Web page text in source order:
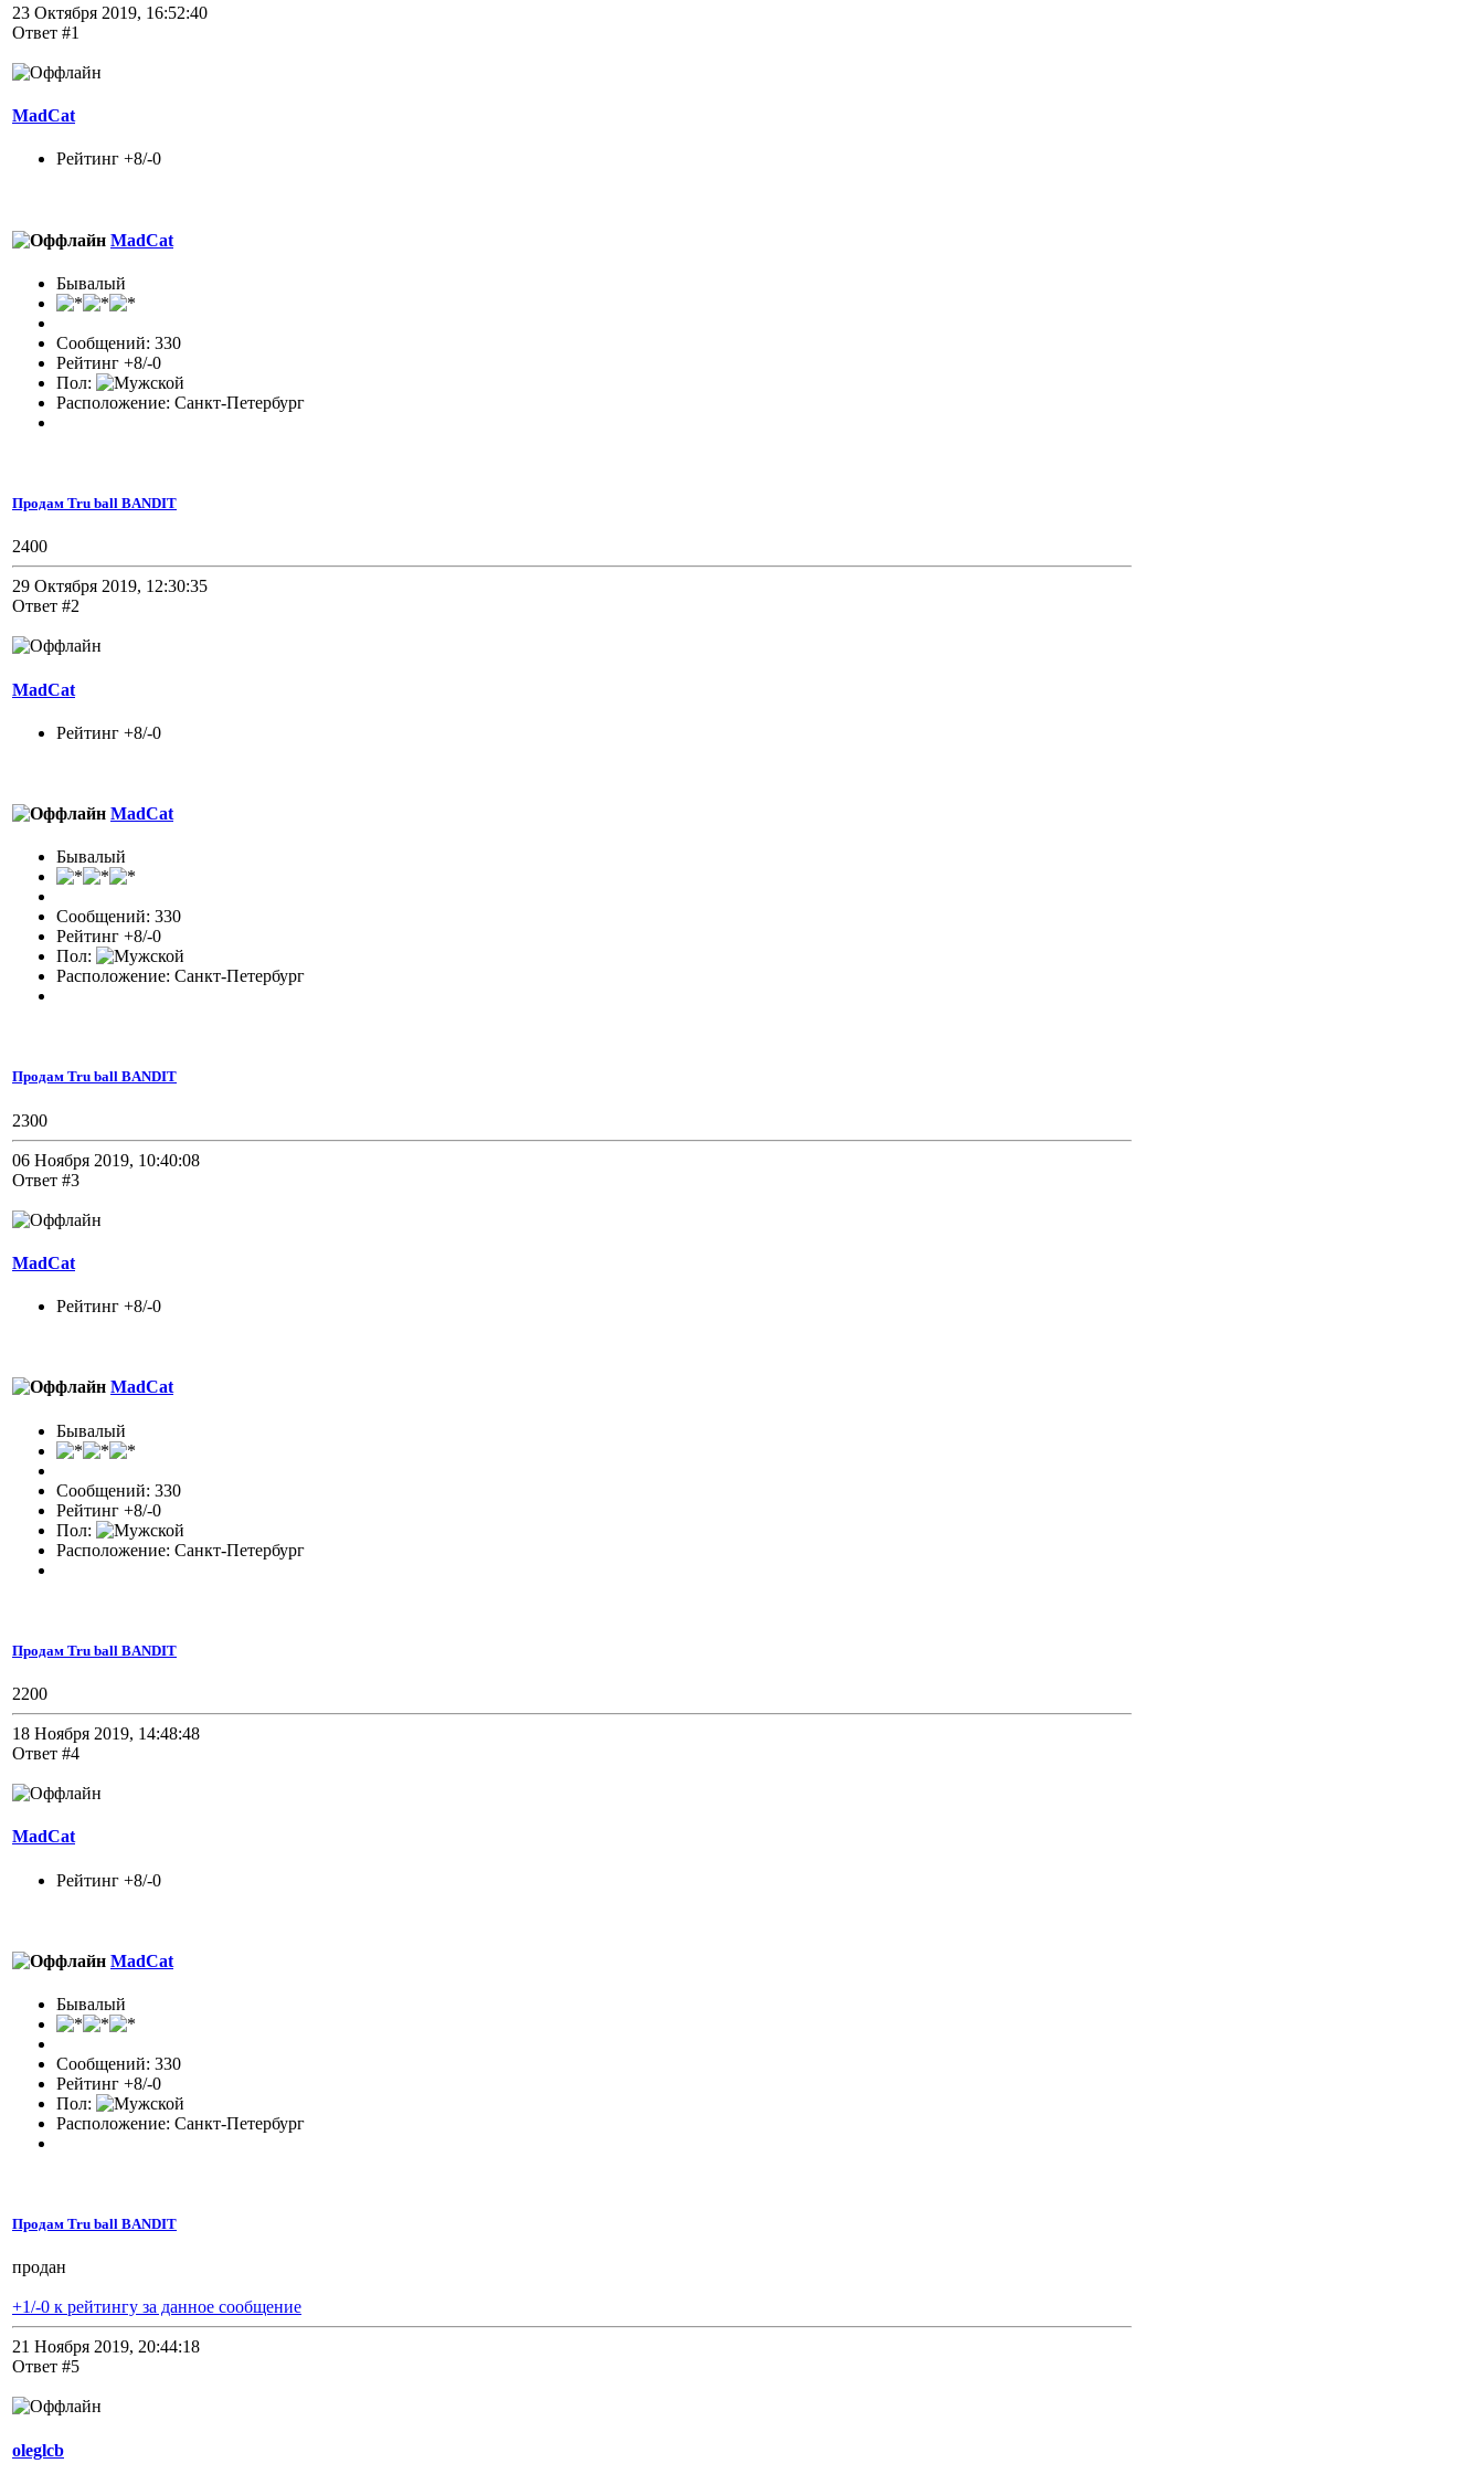
23 Октября 2019, 16:52:40
Ответ #1
MadCat
Рейтинг +8/-0
MadCat
Бывалый
Сообщений: 330
Рейтинг +8/-0
Пол:
Расположение: Санкт-Петербург
Продам Tru ball BANDIT
2400
29 Октября 2019, 12:30:35
Ответ #2
MadCat
Рейтинг +8/-0
MadCat
Бывалый
Сообщений: 330
Рейтинг +8/-0
Пол:
Расположение: Санкт-Петербург
Продам Tru ball BANDIT
2300
06 Ноября 2019, 10:40:08
Ответ #3
MadCat
Рейтинг +8/-0
MadCat
Бывалый
Сообщений: 330
Рейтинг +8/-0
Пол:
Расположение: Санкт-Петербург
Продам Tru ball BANDIT
2200
18 Ноября 2019, 14:48:48
Ответ #4
MadCat
Рейтинг +8/-0
MadCat
Бывалый
Сообщений: 330
Рейтинг +8/-0
Пол:
Расположение: Санкт-Петербург
Продам Tru ball BANDIT
продан
+1/-0 к рейтингу за данное сообщение
21 Ноября 2019, 20:44:18
Ответ #5
oleglcb